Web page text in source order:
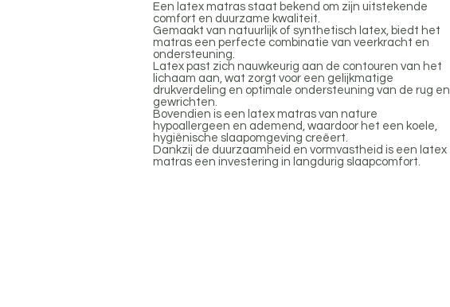
Een latex matras staat bekend om zijn uitstekende
comfort en duurzame kwaliteit.
Gemaakt van natuurlijk of synthetisch latex, biedt het
matras een perfecte combinatie van veerkracht en
ondersteuning.
Latex past zich nauwkeurig aan de contouren van het
lichaam aan, wat zorgt voor een gelijkmatige
drukverdeling en optimale ondersteuning van de rug en
gewrichten.
Bovendien is een latex matras van nature
hypoallergeen en ademend, waardoor het een koele,
hygiënische slaapomgeving creëert.
Dankzij de duurzaamheid en vormvastheid is een latex
matras een investering in langdurig slaapcomfort.